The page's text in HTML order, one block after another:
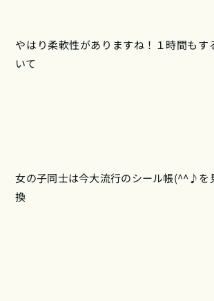
やはり柔軟性がありますね！１時間もす
いて
女の子同士は今大流行のシール帳(^^♪
換